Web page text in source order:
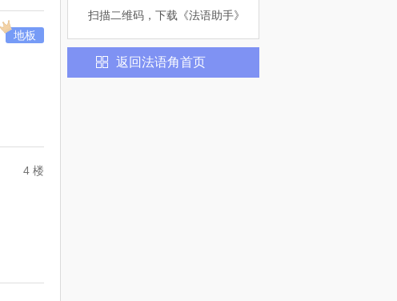
地板
4 楼
扫描二维码，下载《法语助手》
返回法语角首页